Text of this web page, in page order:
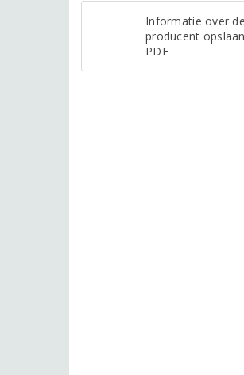
Informatie over
producent
PDF